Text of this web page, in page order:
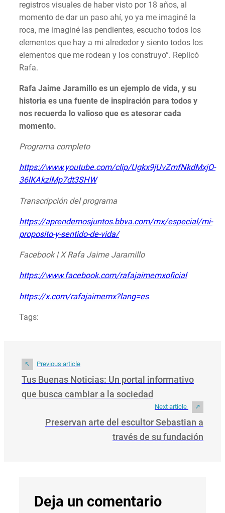
registros visuales de haber visto por 18 años, al
momento de dar un paso ahí, yo ya me imaginé la
roca, me imaginé las pendientes, escucho todos los
elementos que hay a mi alrededor y siento todos los
elementos que me rodean y los construyo”. Replicó
Rafa.
Rafa Jaime Jaramillo es un ejemplo de vida, y su
historia es una fuente de inspiración para todos y
nos recuerda lo valioso que es atesorar cada
momento.
Programa completo
https://www.youtube.com/clip/Ugkx9jUvZmfNkdMxjO-
36lKAkzlMp7dt3SHW
Transcripción del programa
https://aprendemosjuntos.bbva.com/mx/especial/mi-
proposito-y-sentido-de-vida/
Facebook | X Rafa Jaime Jaramillo
https://www.facebook.com/rafajaimemxoficial
https://x.com/rafajaimemx?lang=es
Tags:
Previous article
Tus Buenas Noticias: Un portal informativo
que busca cambiar a la sociedad
Next article
Preservan arte del escultor Sebastian a
través de su fundación
Deja un comentario